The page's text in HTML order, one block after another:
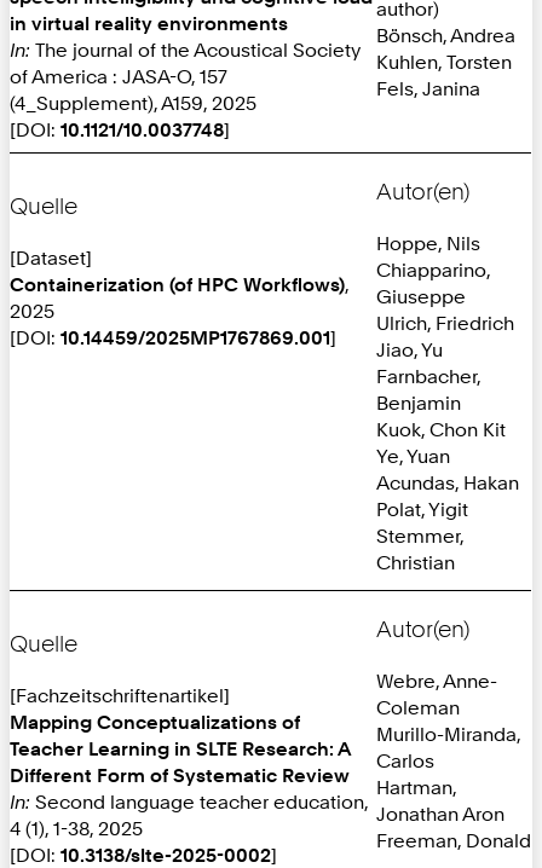
in virtual reality environments
In: The journal of the Acoustical Society
of America : JASA-O, 157
(4_Supplement), A159, 2025
[DOI: 10.1121/10.0037748]
author)
Bönsch, Andrea
Kuhlen, Torsten
Fels, Janina
Quelle
[Dataset]
Containerization (of HPC Workflows),
2025
[DOI: 10.14459/2025MP1767869.001]
Autor(en)
Hoppe, Nils
Chiapparino,
Giuseppe
Ulrich, Friedrich
Jiao, Yu
Farnbacher,
Benjamin
Kuok, Chon Kit
Ye, Yuan
Acundas, Hakan
Polat, Yigit
Stemmer,
Christian
Quelle
[Fachzeitschriftenartikel]
Mapping Conceptualizations of
Teacher Learning in SLTE Research: A
Different Form of Systematic Review
In: Second language teacher education,
4 (1), 1-38, 2025
[DOI: 10.3138/slte-2025-0002]
Autor(en)
Webre, Anne-
Coleman
Murillo-Miranda,
Carlos
Hartman,
Jonathan Aron
Freeman, Donald